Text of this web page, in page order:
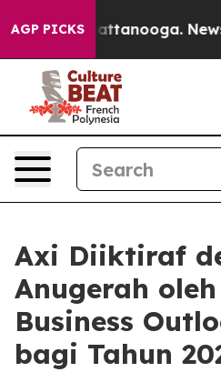
AGP PICKS
in Chattanooga.
Axi Diiktiraf
Anugerah
Business
bagi Tahun